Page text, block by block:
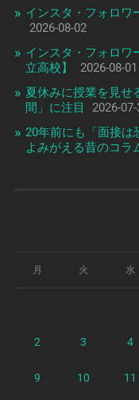
インスタ・フォロワ
2026-08-02
インスタ・フォロ
立高校】
2026-08-01
夏休みに授業を見せ
間」に注目
2026-07-
20年前にも「面接は
よみがえる昔のコラ
月 火 水
2 3 4
9 10 11